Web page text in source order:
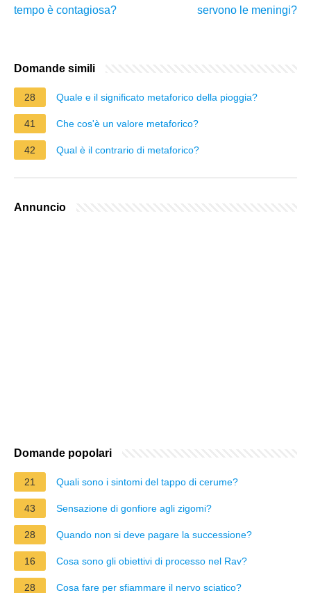
tempo è contagiosa?
servono le meningi?
Domande simili
28 Quale e il significato metaforico della pioggia?
41 Che cos'è un valore metaforico?
42 Qual è il contrario di metaforico?
Annuncio
Domande popolari
21 Quali sono i sintomi del tappo di cerume?
43 Sensazione di gonfiore agli zigomi?
28 Quando non si deve pagare la successione?
16 Cosa sono gli obiettivi di processo nel Rav?
28 Cosa fare per sfiammare il nervo sciatico?